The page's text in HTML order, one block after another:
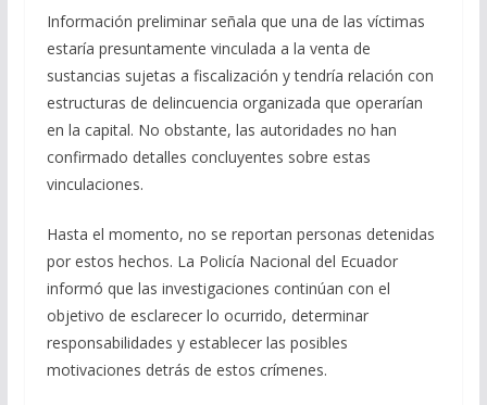
Información preliminar señala que una de las víctimas
estaría presuntamente vinculada a la venta de
sustancias sujetas a fiscalización y tendría relación con
estructuras de delincuencia organizada que operarían
en la capital. No obstante, las autoridades no han
confirmado detalles concluyentes sobre estas
vinculaciones.
Hasta el momento, no se reportan personas detenidas
por estos hechos. La Policía Nacional del Ecuador
informó que las investigaciones continúan con el
objetivo de esclarecer lo ocurrido, determinar
responsabilidades y establecer las posibles
motivaciones detrás de estos crímenes.